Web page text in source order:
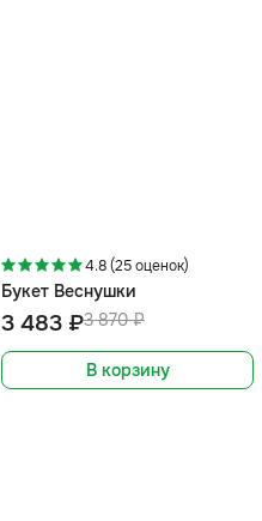
4.8 (25 оценок)
Букет Веснушки
3 870 ₽
3 483 ₽
В корзину